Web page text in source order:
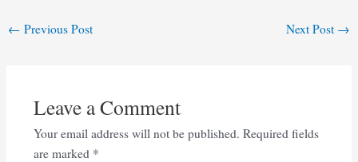
Post
← Previous Post Next Post →
Leave a Comment
Your email address will not be published. Required fields
are marked *